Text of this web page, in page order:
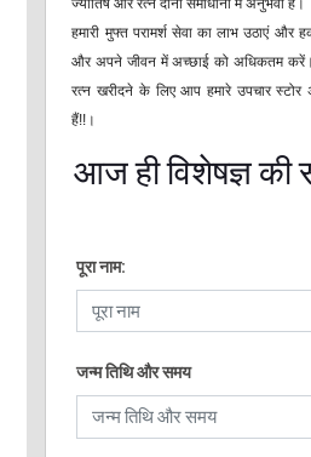
ज्योतिष और रत्न दोनों समाधानों में अनुभवी हैं।
हमारी मुफ्त परामर्श सेवा का लाभ उठाएं
और अपने जीवन में अच्छाई को अधिकतम करें।
रत्न खरीदने के लिए आप हमारे उपचार
हैं!!।
आज ही विशेषज्ञ की
पूरा नाम:
जन्म तिथि और समय